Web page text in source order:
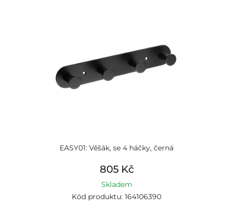
EASY01: Věšák, se 4 háčky, černá
805 Kč
Skladem
Kód produktu: 164106390